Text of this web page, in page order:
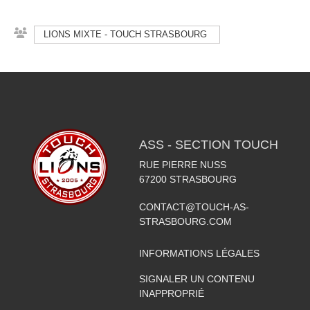
LIONS MIXTE - TOUCH STRASBOURG
ASS - SECTION TOUCH
RUE PIERRE NUSS
67200 STRASBOURG
CONTACT@TOUCH-AS-
STRASBOURG.COM
INFORMATIONS LÉGALES
SIGNALER UN CONTENU
INAPPROPRIÉ